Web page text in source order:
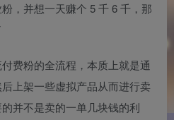
，并想一天赚个 5 千 6 千，那
费粉的全流程，本质上就是通
上架一些虚拟产品从而进行卖
并不是卖的一单几块钱的利